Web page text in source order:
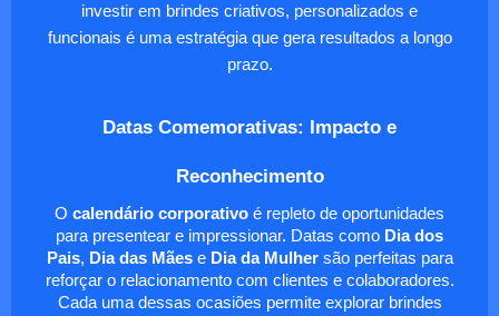
investir em brindes criativos, personalizados e
funcionais é uma estratégia que gera resultados a longo
prazo.
Datas Comemorativas: Impacto e
Reconhecimento
O calendário corporativo é repleto de oportunidades
para presentear e impressionar. Datas como Dia dos
Pais, Dia das Mãese Dia da Mulhersão perfeitas para
reforçar o relacionamento com clientes e colaboradores.
Cada uma dessas ocasiões permite explorar brindes